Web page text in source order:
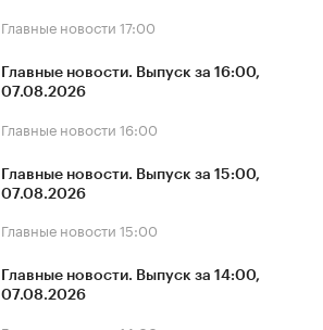
Главные новости 17:00
Главные новости. Выпуск за 16:00,
07.08.2026
Главные новости 16:00
Главные новости. Выпуск за 15:00,
07.08.2026
Главные новости 15:00
Главные новости. Выпуск за 14:00,
07.08.2026